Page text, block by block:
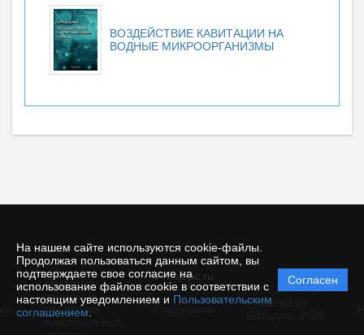
На нашем сайте используются cookie-файлы.
Продолжая пользоваться данным сайтом, вы
подтверждаете свое согласие на
использование файлов cookie в соответствии с
настоящим уведомлением и Пользовательским
соглашением
Согласен
ВОЗДЕЙСТВИЕ КАВИТАЦИИ НА
ВОДНЫЕ МИКРООРГАНИЗМЫ
© rusjbpc.ru
Политика
защиты и
обработки
Powered by